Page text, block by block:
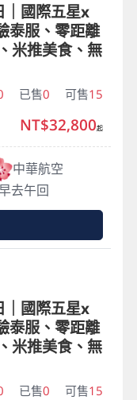
｜國際五星x
泰服、零距離
米推美食、無
已售0 可售15
中華航空
去午回
NT$32,800起
｜國際五星x
泰服、零距離
米推美食、無
已售0 可售15